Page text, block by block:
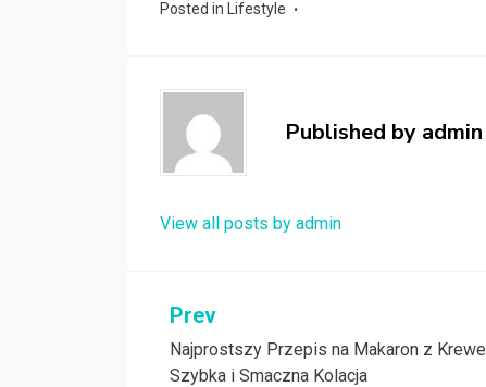
Posted in Lifestyle
Published by admin
View all posts by admin
Nawigacja
wpisu
Prev
Najprostszy Przepis na Makaron z
Szybka i Smaczna Kolacja